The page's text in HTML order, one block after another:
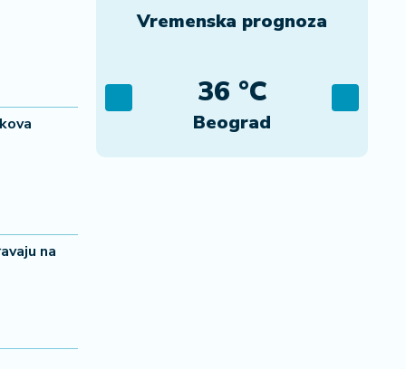
na
Vremenska prognoza
Beograd
36 °C